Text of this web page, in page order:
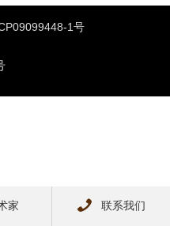
1号
家  联系我们